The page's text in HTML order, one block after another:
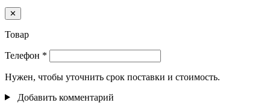
✕
Товар
Телефон *
Нужен, чтобы уточнить срок поставки и стоимость.
Добавить комментарий